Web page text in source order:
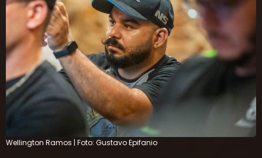
Wellington Ramos | Foto: Gustavo Epifanio